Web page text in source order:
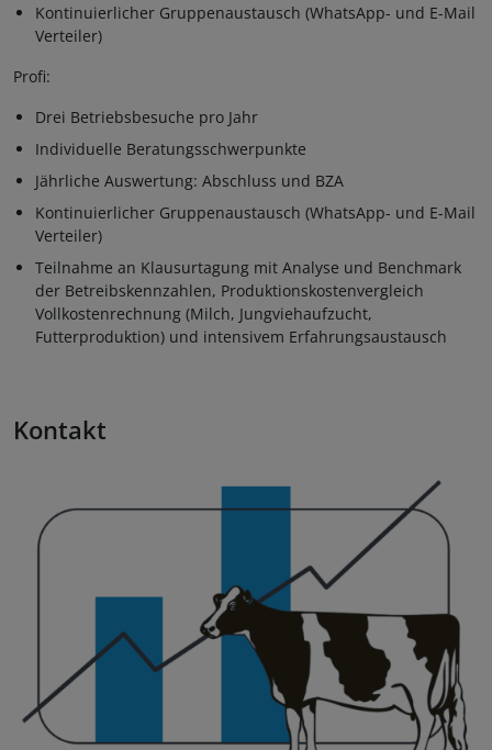
Kontinuierlicher Gruppenaustausch (WhatsApp- und E-Mail
Verteiler)
Profi:
Drei Betriebsbesuche pro Jahr
Individuelle Beratungsschwerpunkte
Jährliche Auswertung: Abschluss und BZA
Kontinuierlicher Gruppenaustausch (WhatsApp- und E-Mail
Verteiler)
Teilnahme an Klausurtagung mit Analyse und Benchmark
der Betreibskennzahlen, Produktionskostenvergleich
Vollkostenrechnung (Milch, Jungviehaufzucht,
Futterproduktion) und intensivem Erfahrungsaustausch
Kontakt